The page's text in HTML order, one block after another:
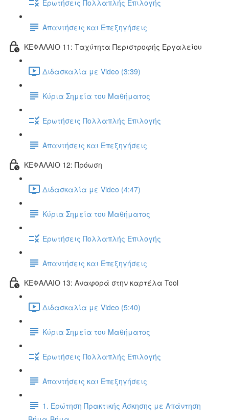
Ερωτήσεις Πολλαπλής Επιλογής
Απαντήσεις και Επεξηγήσεις
ΚΕΦΑΛΑΙΟ 11: Ταχύτητα Περιστροφής Εργαλείου
Διδασκαλία με Video (3:39)
Κύρια Σημεία του Μαθήματος
Ερωτήσεις Πολλαπλής Επιλογής
Απαντήσεις και Επεξηγήσεις
ΚΕΦΑΛΑΙΟ 12: Πρόωση
Διδασκαλία με Video (4:47)
Κύρια Σημεία του Μαθήματος
Ερωτήσεις Πολλαπλής Επιλογής
Απαντήσεις και Επεξηγήσεις
ΚΕΦΑΛΑΙΟ 13: Αναφορά στην καρτέλα Tool
Διδασκαλία με Video (5:40)
Κύρια Σημεία του Μαθήματος
Ερωτήσεις Πολλαπλής Επιλογής
Απαντήσεις και Επεξηγήσεις
1. Ερώτηση Πρακτικής Άσκησης με Απάντηση